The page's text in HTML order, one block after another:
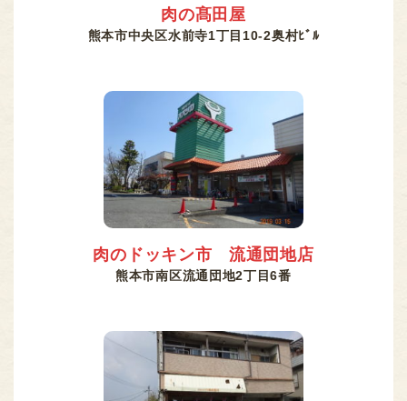
肉の髙田屋
熊本市中央区水前寺1丁目10-2奥村ﾋﾞﾙ
肉のドッキン市 流通団地店
熊本市南区流通団地2丁目6番